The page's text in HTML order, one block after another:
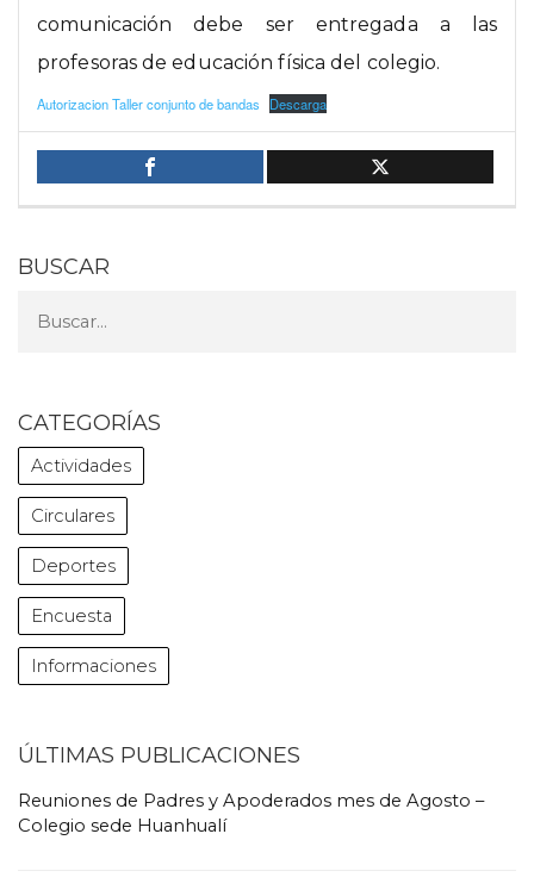
comunicación debe ser entregada a las
profesoras de educación física del colegio.
Autorizacion Taller conjunto de bandas Descarga
BUSCAR
CATEGORÍAS
Actividades
Circulares
Deportes
Encuesta
Informaciones
ÚLTIMAS PUBLICACIONES
Reuniones de Padres y Apoderados mes de Agosto –
Colegio sede Huanhualí